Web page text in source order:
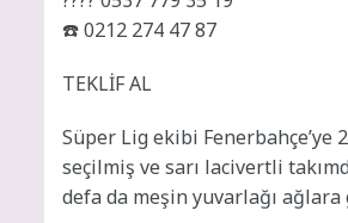
☎️ 0212 274 47 87
TEKLİF AL
Süper Lig ekibi Fenerbahçe’ye
seçilmiş ve sarı lacivertli
defa da meşin yuvarlağı